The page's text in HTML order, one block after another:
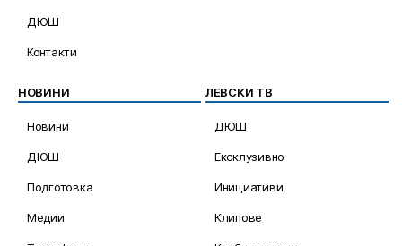
ДЮШ
Контакти
НОВИНИ
Новини
ДЮШ
Подготовка
Медии
ЛЕВСКИ ТВ
ДЮШ
Ексклузивно
Инициативи
Клипове